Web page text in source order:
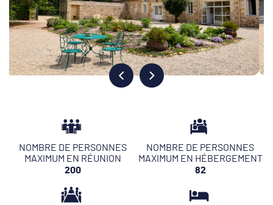
NOMBRE DE PERSONNES
MAXIMUM EN RÉUNION
200
NOMBRE DE PERSONNES
MAXIMUM EN HÉBERGEMENT
82